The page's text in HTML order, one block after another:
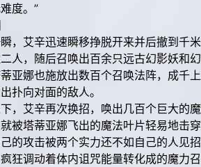
度。”
，艾辛迅速瞬移挣脱开来并后撤到千米
人，随后召唤出百余只远古幻影妖和幻
亚娜也施放出数百个召唤法阵，成千上
扑向对面的敌人。
，艾辛再次换招，唤出几百个巨大的魔
被塔蒂亚娜飞出的魔法叶片轻易地击穿
的攻击被两个实力还不如自己的人见招
狂调动着体内诅咒能量转化成的魔力召